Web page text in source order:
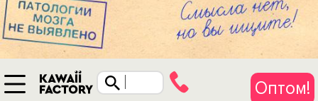
Оптом!